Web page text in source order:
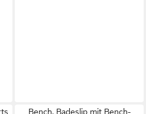
Bench. Badeslip mit Bench-